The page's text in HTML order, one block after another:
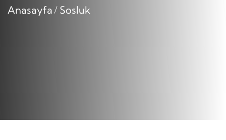
Anasayfa Sosluk